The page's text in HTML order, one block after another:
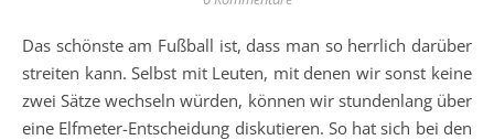
Das schönste am Fußball ist, dass man so herrlich darüber
streiten kann. Selbst mit Leuten, mit denen wir sonst keine
zwei Sätze wechseln würden, können wir stundenlang über
eine Elfmeter-Entscheidung diskutieren. So hat sich bei den